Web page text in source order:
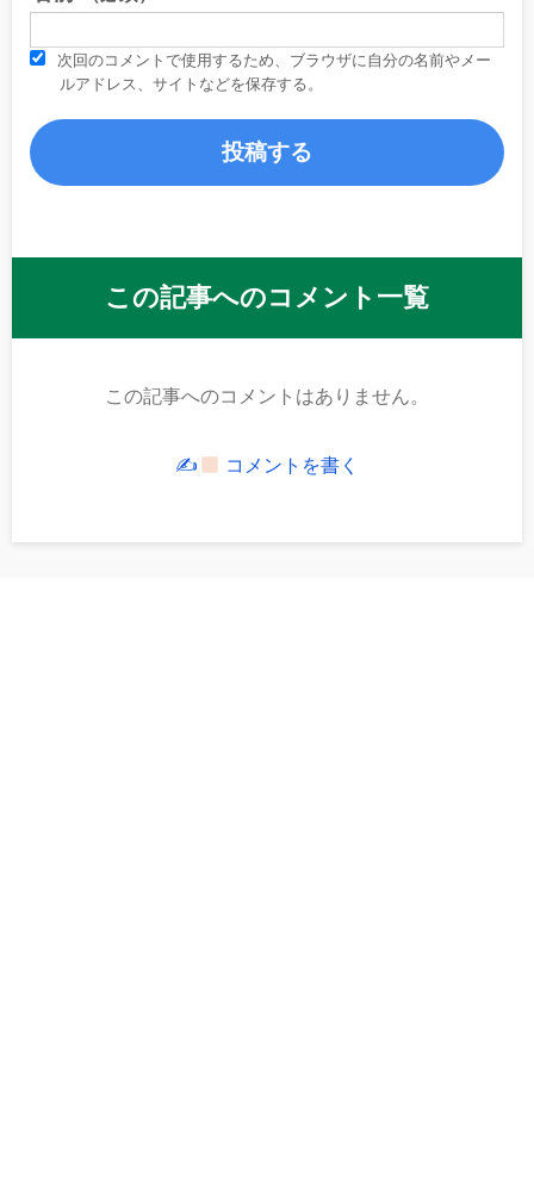
次回のコメントで使用するため、ブラウザに自分の名前やメー
ルアドレス、サイトなどを保存する。
この記事へのコメント一覧
この記事へのコメントはありません。
✍ コメントを書く